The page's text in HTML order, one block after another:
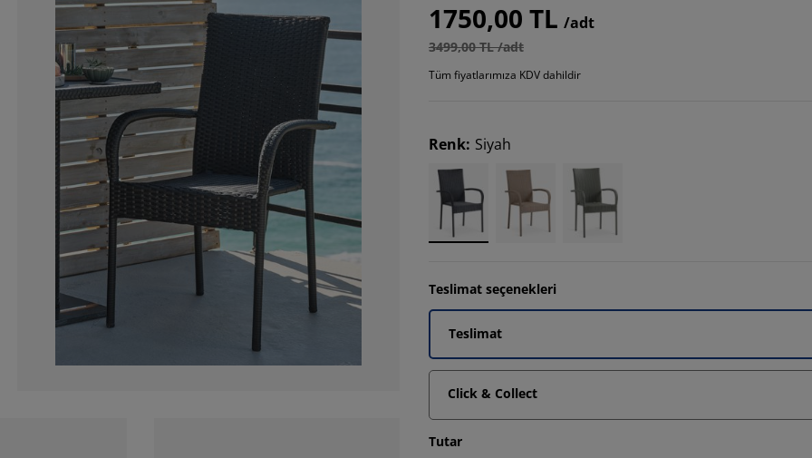
1750,00 TL /adt
3499,00 TL /adt
Tüm fiyatlarımıza KDV dahildir
Renk: Siyah
Teslimat seçenekleri
Teslimat
Click & Collect
Tutar
14.60843373493976%
3.1626506024096384%
2.108433734939759%
6.77710843373494%